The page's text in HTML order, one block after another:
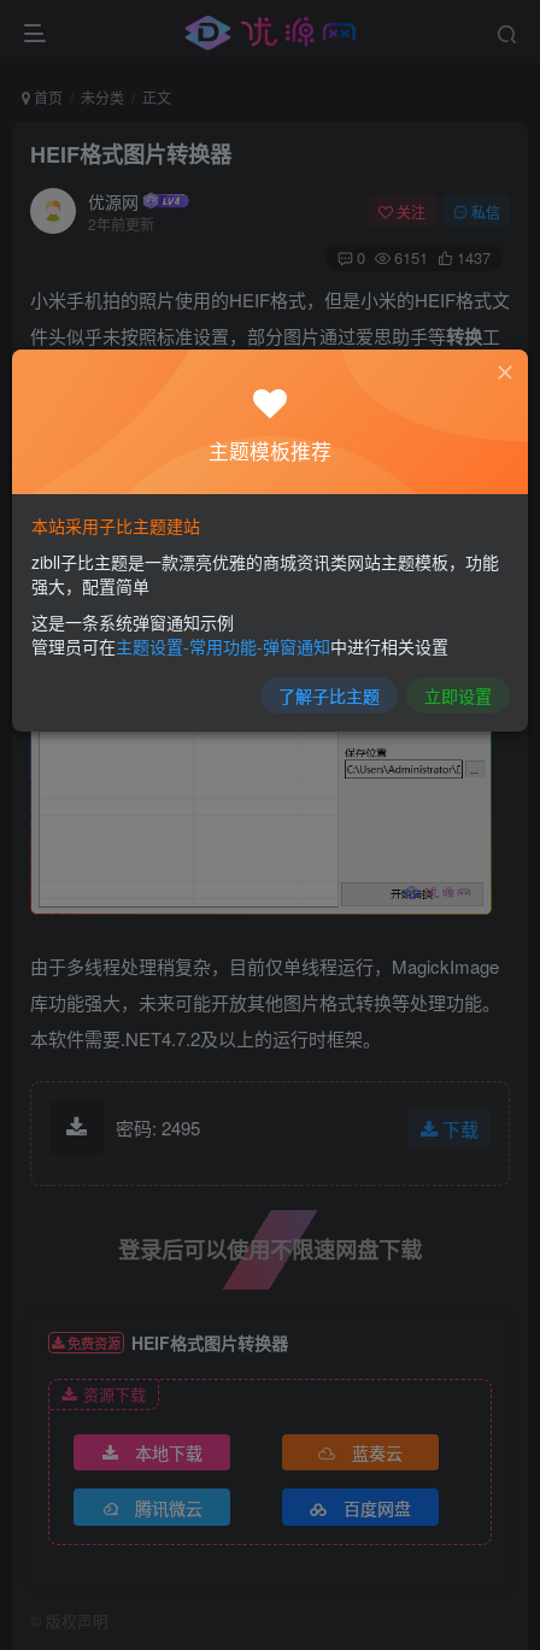
首页 未分类 正文
HEIF格式图片转换器
优源网
2年前更新
关注 私信
0 6151 1437
小米手机拍的照片使用的HEIF格式，但是小米的HEIF格式文
件头似乎未按照标准设置，部分图片通过爱思助手等转换工
发现.NET有个好用的类库MagickImage，因此写了一个转换
工具，转换后不丢失EXIF数据，压缩质量可调，默认75%，
支持拖动HEIC/HEIF后缀的文件到列表中，也支持点击按钮
添加，转换速度取决于CPU及运行内存大小，考虑到当前少
有32位设备，若有性能一般也较差，因此只提供64位版本、
由于多线程处理稍复杂，目前仅单线程运行，MagickImage
库功能强大，未来可能开放其他图片格式转换等处理功能。
本软件需要.NET4.7.2及以上的运行时框架。
密码: 2495 下载
登录后可以使用不限速网盘下载
免费资源 HEIF格式图片转换器
资源下载
本地下载 蓝奏云
腾讯微云 百度网盘
版权声明
主题模板推荐
本站采用子比主题建站
zibll子比主题是一款漂亮优雅的商城资讯类网站主题模板，功能
强大，配置简单
这是一条系统弹窗通知示例
管理员可在主题设置-常用功能-弹窗通知中进行相关设置
了解子比主题 立即设置